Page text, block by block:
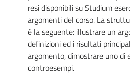
resi disponibili su Studium
argomenti del corso. La
è la seguente: illustrare un
definizioni ed i risultati
argomento, dimostrare uno di
controesempi.